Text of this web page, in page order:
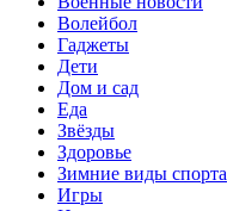
Волейбол
Гаджеты
Дети
Дом и сад
Еда
Звёзды
Здоровье
Зимние виды спорта
Игры